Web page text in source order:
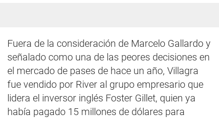
Fuera de la consideración de Marcelo Gallardo y
señalado como una de las peores decisiones en
el mercado de pases de hace un año, Villagra
fue vendido por River al grupo empresario que
lidera el inversor inglés Foster Gillet, quien ya
había pagado 15 millones de dólares para